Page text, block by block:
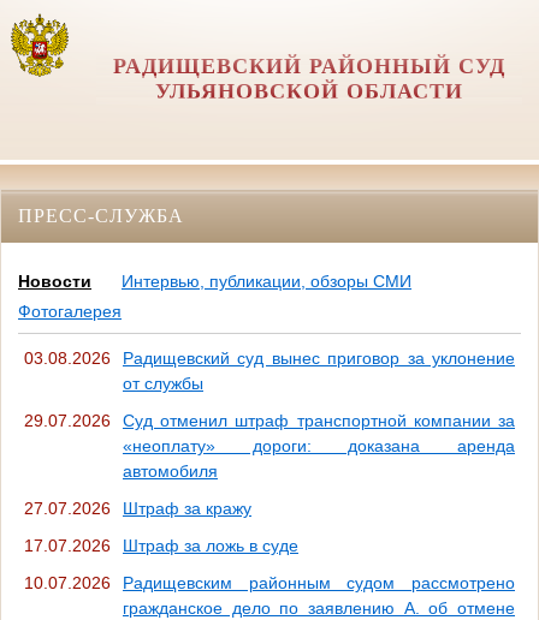
РАДИЩЕВСКИЙ РАЙОННЫЙ СУД
УЛЬЯНОВСКОЙ ОБЛАСТИ
ПРЕСС-СЛУЖБА
Новости
Интервью, публикации, обзоры СМИ
Фотогалерея
03.08.2026
Радищевский суд вынес приговор за уклонение
от службы
29.07.2026
Суд отменил штраф транспортной компании за
«неоплату» дороги: доказана аренда
автомобиля
27.07.2026
Штраф за кражу
17.07.2026
Штраф за ложь в суде
10.07.2026
Радищевским районным судом рассмотрено
гражданское дело по заявлению А. об отмене